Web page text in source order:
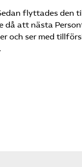
flyttades den
då att nästa
och ser med